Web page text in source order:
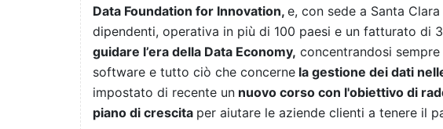
Data Foundation for Innovation, e, con sede a Santa
dipendenti, operativa in più di 100 paesi e un fatturato di
guidare l’era della Data Economy, concentrandosi
software e tutto ciò che concerne la gestione dei dati
impostato di recente un nuovo corso con l'obiettivo di
piano di crescita per aiutare le aziende clienti a tenere il